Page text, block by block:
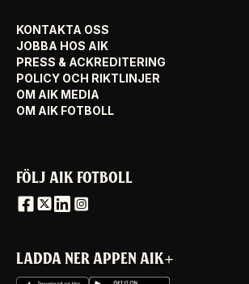
KONTAKTA OSS
JOBBA HOS AIK
PRESS & ACKREDITERING
POLICY OCH RIKTLINJER
OM AIK MEDIA
OM AIK FOTBOLL
FÖLJ AIK FOTBOLL
LADDA NER APPEN AIK+